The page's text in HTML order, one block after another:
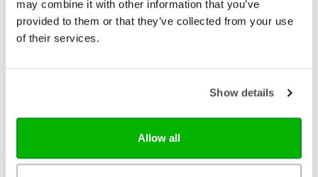
may combine it with other information that you’ve
provided to them or that they’ve collected from your use
of their services.
Show details
Allow all
Bezorging binnen 1–2 werkdagen
Gratis retourneren